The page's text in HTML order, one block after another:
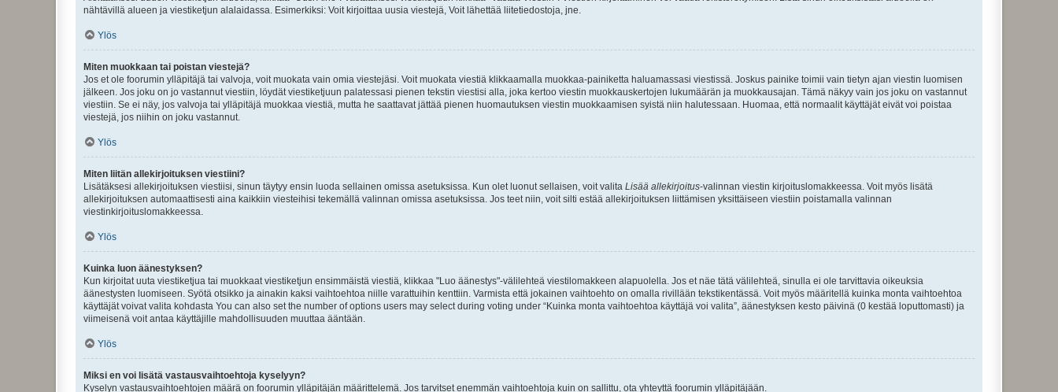
nähtävillä alueen ja viestiketjun alalaidassa. Esimerkiksi: Voit kirjoittaa uusia viestejä, Voit lähettää liitetiedostoja, jne.
Ylös
Miten muokkaan tai poistan viestejä?
Jos et ole foorumin ylläpitäjä tai valvoja, voit muokata vain omia viestejäsi. Voit muokata viestiä klikkaamalla muokkaa-painiketta haluamassasi viestissä. Joskus painike toimii vain tietyn ajan viestin luomisen
jälkeen. Jos joku on jo vastannut viestiin, löydät viestiketjuun palatessasi pienen tekstin viestisi alla, joka kertoo viestin muokkauskertojen lukumäärän ja muokkausajan. Tämä näkyy vain jos joku on vastannut
viestiin. Se ei näy, jos valvoja tai ylläpitäjä muokkaa viestiä, mutta he saattavat jättää pienen huomautuksen viestin muokkaamisen syistä niin halutessaan. Huomaa, että normaalit käyttäjät eivät voi poistaa
viestejä, jos niihin on joku vastannut.
Ylös
Miten liitän allekirjoituksen viestiini?
Lisätäksesi allekirjoituksen viestiisi, sinun täytyy ensin luoda sellainen omissa asetuksissa. Kun olet luonut sellaisen, voit valita Lisää allekirjoitus-valinnan viestin kirjoituslomakkeessa. Voit myös lisätä
allekirjoituksen automaattisesti aina kaikkiin viesteihisi tekemällä valinnan omissa asetuksissa. Jos teet niin, voit silti estää allekirjoituksen liittämisen yksittäiseen viestiin poistamalla valinnan
viestinkirjoituslomakkeessa.
Ylös
Kuinka luon äänestyksen?
Kun kirjoitat uuta viestiketjua tai muokkaat viestiketjun ensimmäistä viestiä, klikkaa "Luo äänestys"-välilehteä viestilomakkeen alapuolella. Jos et näe tätä välilehteä, sinulla ei ole tarvittavia oikeuksia
äänestysten luomiseen. Syötä otsikko ja ainakin kaksi vaihtoehtoa niille varattuihin kenttiin. Varmista että jokainen vaihtoehto on omalla rivillään tekstikentässä. Voit myös määritellä kuinka monta vaihtoehtoa
käyttäjät voivat valita kohdasta You can also set the number of options users may select during voting under “Kuinka monta vaihtoehtoa käyttäjä voi valita”, äänestyksen kesto päivinä (0 kestää loputtomasti) ja
viimeisenä voit antaa käyttäjille mahdollisuuden muuttaa ääntään.
Ylös
Miksi en voi lisätä vastausvaihtoehtoja kyselyyn?
Kyselyn vastausvaihtoehtojen määrä on foorumin ylläpitäjän määrittelemä. Jos tarvitset enemmän vaihtoehtoja kuin on sallittu, ota yhteyttä foorumin ylläpitäjään.